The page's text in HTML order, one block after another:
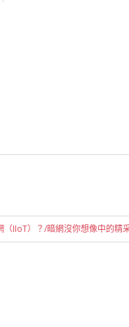
（IIoT）？ /暗網沒你想像中的